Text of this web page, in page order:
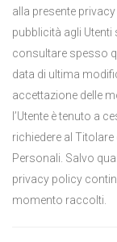
alla presente
pubblicità agli Utenti
consultare spesso
data di ultima
accettazione delle
l’Utente è tenuto a
richiedere al
Personali. Salvo
privacy policy
momento raccolti.